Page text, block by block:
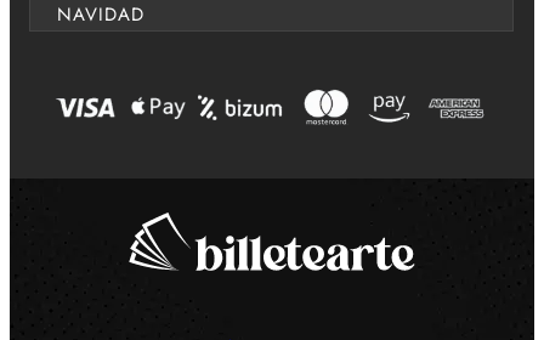
NAVIDAD